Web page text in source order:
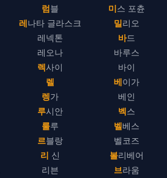
럼블
레나타 글라스크
레넥톤
레오나
렉사이
렐
렝가
루시안
룰루
르블랑
리 신
리븐
미스 포츈
밀리오
바드
바루스
바이
베이가
베인
벡스
벨베스
벨코즈
볼리베어
브라움